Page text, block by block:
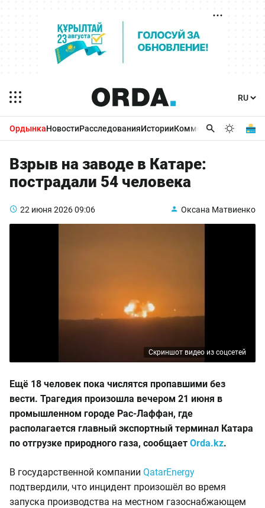
ОрдынкаНовостиРасследованияИсторииКомментарииБизнес
Взрыв на заводе в Катаре:
пострадали 54 человека
22 июня 202609:06 Оксана Матвиенко
Скриншот видео из соцсетей
Ещё 18 человек пока числятся пропавшими без
вести. Трагедия произошла вечером 21 июня в
промышленном городе Рас-Лаффан, где
располагается главный экспортный терминал Катара
по отгрузке природного газа, сообщает Orda.kz.
В государственной компании QatarEnergy
подтвердили, что инцидент произошёл во время
запуска производства на местном газоснабжающем